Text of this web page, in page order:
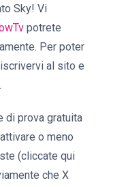
Sky! Vi
v potrete
Per poter
al sito e
di prova gratuita
o meno
(cliccate qui
che X